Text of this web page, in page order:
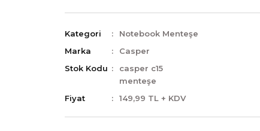
Kategori
Notebook Menteşe
Marka
Casper
Stok Kodu
casper c15
menteşe
Fiyat
149,99 TL + KDV